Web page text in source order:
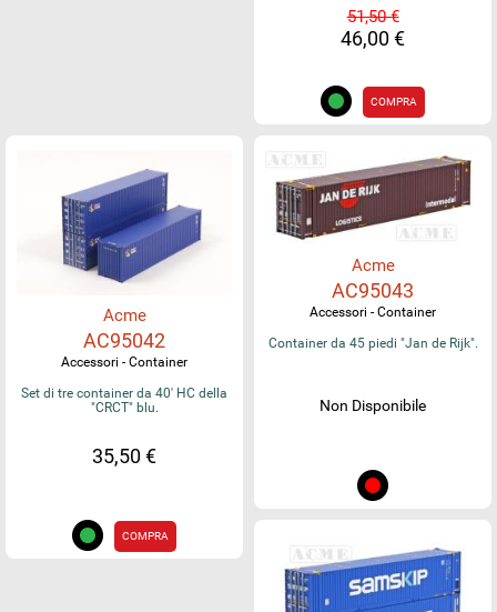
51,50 €
46,00 €
COMPRA
Acme
AC95042
Accessori - Container
Set di tre container da 40' HC della
"CRCT" blu.
35,50 €
COMPRA
Acme
AC95043
Accessori - Container
Container da 45 piedi "Jan de Rijk".
Non Disponibile